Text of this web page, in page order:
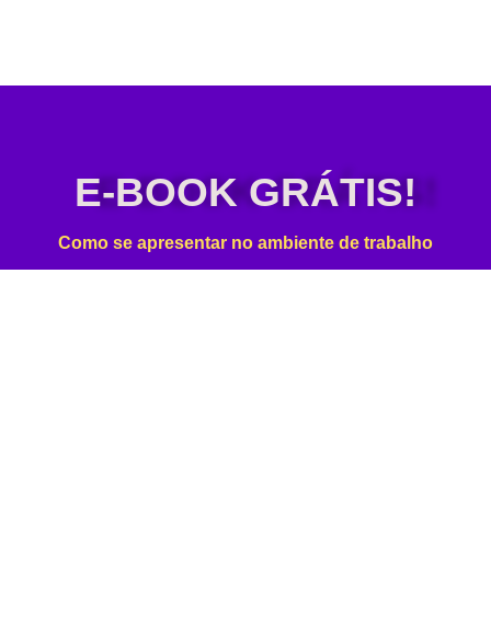
E-BOOK GRÁTIS!
Como se apresentar no ambiente de trabalho